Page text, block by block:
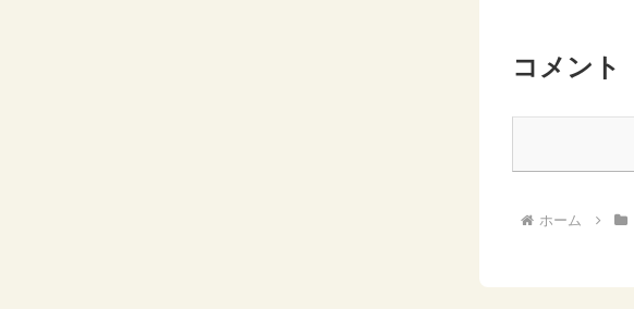
コメント
ホーム